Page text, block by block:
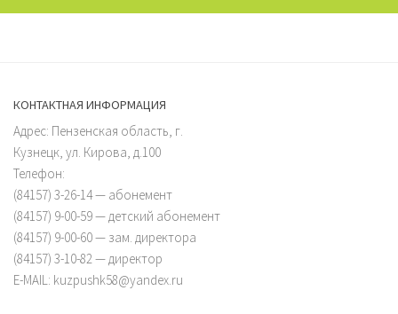
КОНТАКТНАЯ ИНФОРМАЦИЯ
Адрес: Пензенская область, г.
Кузнецк, ул. Кирова, д.100
Телефон:
(84157) 3-26-14 — абонемент
(84157) 9-00-59 — детский абонемент
(84157) 9-00-60 — зам. директора
(84157) 3-10-82 — директор
E-MAIL: kuzpushk58@yandex.ru